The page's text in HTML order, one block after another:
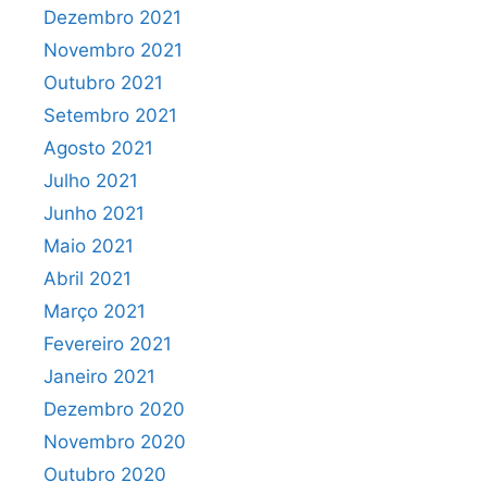
Dezembro 2021
Novembro 2021
Outubro 2021
Setembro 2021
Agosto 2021
Julho 2021
Junho 2021
Maio 2021
Abril 2021
Março 2021
Fevereiro 2021
Janeiro 2021
Dezembro 2020
Novembro 2020
Outubro 2020